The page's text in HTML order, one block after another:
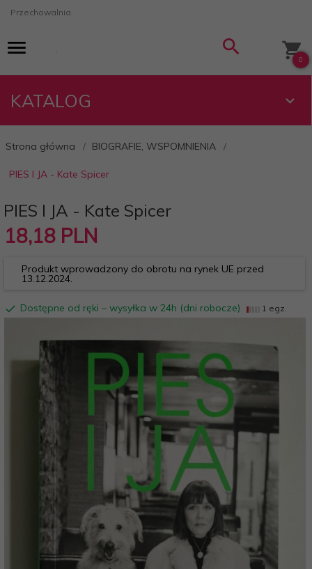
Przechowalnia
0
KATALOG
Strona główna BIOGRAFIE, WSPOMNIENIA
PIES I JA - Kate Spicer
PIES I JA - Kate Spicer
18,18 PLN
Produkt wprowadzony do obrotu na rynek UE przed
13.12.2024.
Dostępne od ręki – wysyłka w 24h (dni robocze) 1 egz.